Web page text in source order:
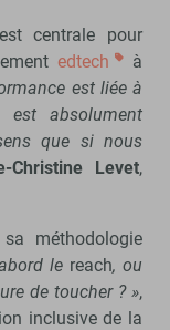
centrale pour
edtech
à
est liée à
est absolument
que si nous
Christine Levet,
méthodologie
le reach, ou
de toucher ? »,
inclusive de la